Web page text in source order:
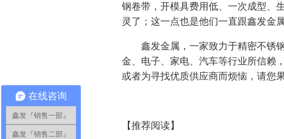
钢卷带，开模具费用低、一次成型、
灵了；这一点也是他们一直跟鑫发金
鑫发金属，一家致力于精密不锈
金、电子、家电、汽车等行业所信赖
或者为寻找优质供应商而烦恼，请您
【推荐阅读】
在线咨询
鑫发『销售一部』
鑫发『销售二部』